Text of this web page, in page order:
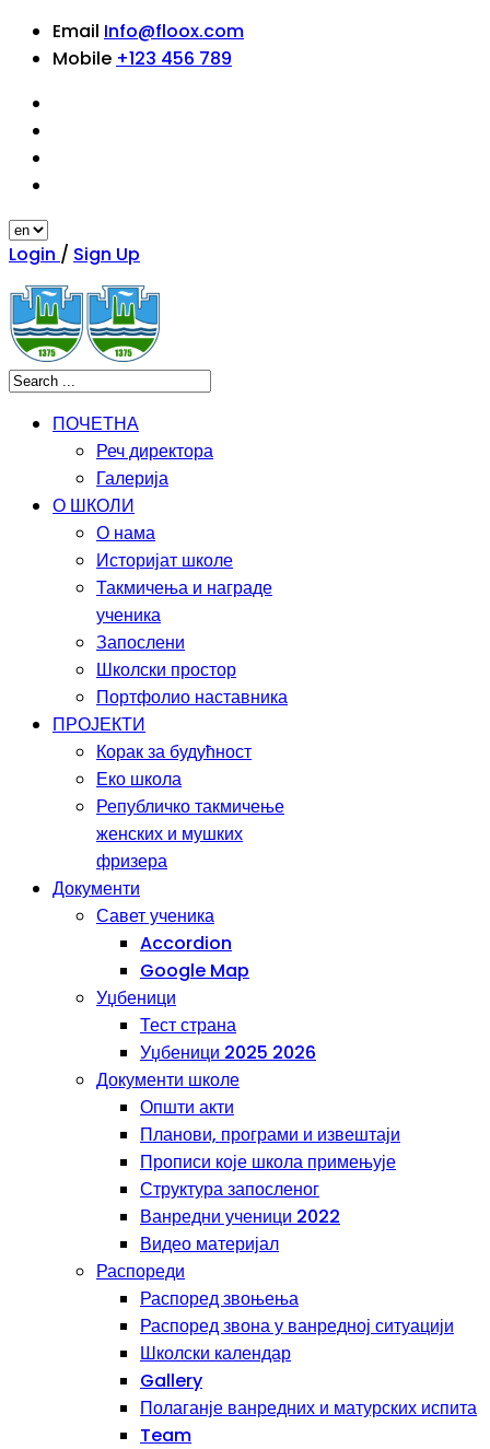
Email Info@floox.com
Mobile +123 456 789
Login / Sign Up
ПОЧЕТНА
Реч директора
Галерија
О ШКОЛИ
О нама
Историјат школе
Такмичења и награде
ученика
Запослени
Школски простор
Портфолио наставника
ПРОЈЕКТИ
Корак за будућност
Еко школа
Републичко такмичење
женских и мушких
фризера
Документи
Савет ученика
Accordion
Google Map
Уџбеници
Тест страна
Уџбеници 2025 2026
Документи школе
Општи акти
Планови, програми и извештаји
Прописи које школа примењује
Структура запосленог
Ванредни ученици 2022
Видео материјал
Распореди
Распоред звоњења
Распоред звона у ванредној ситуацији
Школски календар
Gallery
Полаганје ванредних и матурских испита
Team